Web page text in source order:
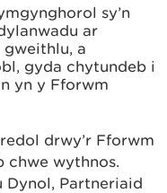
sy’n
ar
a
gyda chytundeb i
yn y Fforwm
drwy’r Fforwm
chwe wythnos.
Dynol, Partneriaid